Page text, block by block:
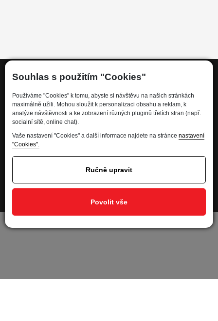
Souhlas s použitím "Cookies"
Používáme "Cookies" k tomu, abyste si návštěvu na našich stránkách
maximálně užili. Mohou sloužit k personalizaci obsahu a reklam, k
analýze návštěvnosti a ke zobrazení různých pluginů třetích stran (např.
socialní sítě, online chat).
Vaše nastavení "Cookies" a další informace najdete na stránce nastavení
"Cookies".
Ručně upravit
Povolit vše
Informace
Kdo jsme
Financování
Kariéra
Informace pro spotřebitele
Ochrana osobních údajů - GDPR